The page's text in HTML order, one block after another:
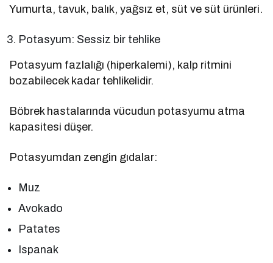
Yumurta, tavuk, balık, yağsız et, süt ve süt ürünleri.
Potasyum: Sessiz bir tehlike
Potasyum fazlalığı (hiperkalemi), kalp ritmini
bozabilecek kadar tehlikelidir.
Böbrek hastalarında vücudun potasyumu atma
kapasitesi düşer.
Potasyumdan zengin gıdalar:
Muz
Avokado
Patates
Ispanak